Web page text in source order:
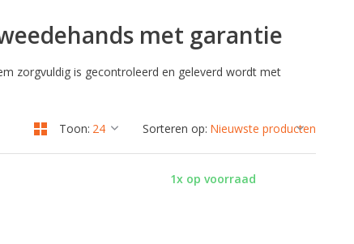
Account aanmaken
met garantie
zorgvuldig is gecontroleerd en geleverd wordt met
Toon: Sorteren op:
1x op voorraad